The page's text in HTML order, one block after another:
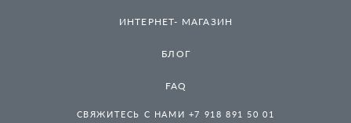
ИНТЕРНЕТ- МАГАЗИН
БЛОГ
FAQ
СВЯЖИТЕСЬ С НАМИ +7 918 891 50 01